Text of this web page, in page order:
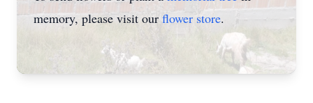
memory, please visit our flower store.